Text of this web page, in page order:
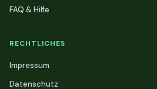
FAQ & Hilfe
RECHTLICHES
Impressum
Datenschutz